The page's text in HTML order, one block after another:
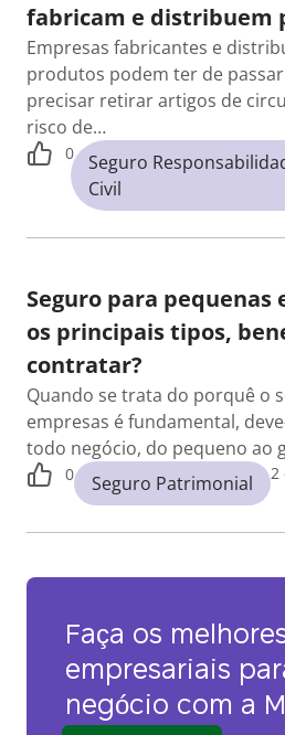
fabricam e distribuem
Empresas fabricantes e
produtos podem ter de
precisar retirar artigos de
risco de…
0
Seguro
Civil
Seguro para pequenas
os principais tipos,
contratar?
Quando se trata do porquê o
empresas é fundamental,
todo negócio, do pequeno ao
0 Seguro Patrimonial 2
Faça os
empresariais
negócio com a